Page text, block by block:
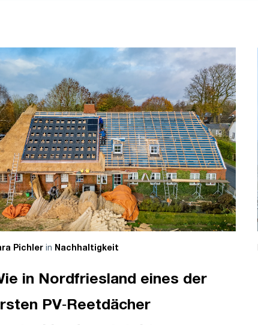
Pichlerin Nachhaltigkeit
in Nordfriesland eines der
PV‑Reetdächer